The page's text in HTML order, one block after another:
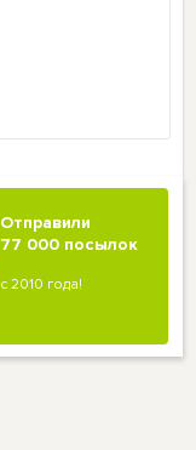
Отправили
77 000 посылок
с 2010 года!